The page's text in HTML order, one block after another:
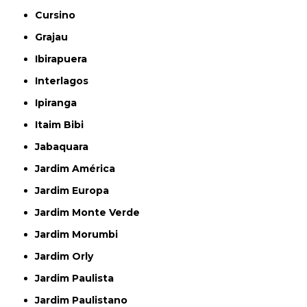
Cursino
Grajau
Ibirapuera
Interlagos
Ipiranga
Itaim Bibi
Jabaquara
Jardim América
Jardim Europa
Jardim Monte Verde
Jardim Morumbi
Jardim Orly
Jardim Paulista
Jardim Paulistano